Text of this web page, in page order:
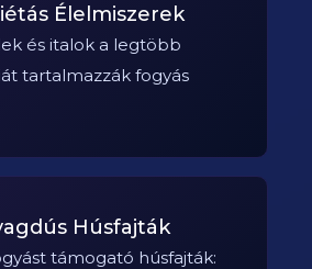
Élelmiszerek
és italok a legtöbb
tartalmazzák fogyás
Húsfajták
támogató húsfajták: